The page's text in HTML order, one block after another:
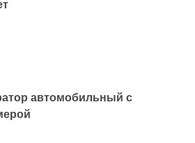
автомобильный с